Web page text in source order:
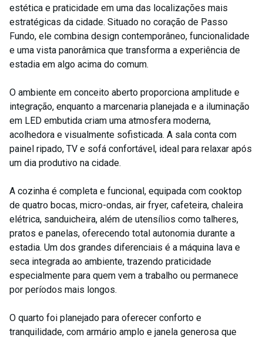
estética e praticidade em uma das localizações mais
estratégicas da cidade. Situado no coração de Passo
Fundo, ele combina design contemporâneo, funcionalidade
e uma vista panorâmica que transforma a experiência de
estadia em algo acima do comum.
O ambiente em conceito aberto proporciona amplitude e
integração, enquanto a marcenaria planejada e a iluminação
em LED embutida criam uma atmosfera moderna,
acolhedora e visualmente sofisticada. A sala conta com
painel ripado, TV e sofá confortável, ideal para relaxar após
um dia produtivo na cidade.
A cozinha é completa e funcional, equipada com cooktop
de quatro bocas, micro-ondas, air fryer, cafeteira, chaleira
elétrica, sanduicheira, além de utensílios como talheres,
pratos e panelas, oferecendo total autonomia durante a
estadia. Um dos grandes diferenciais é a máquina lava e
seca integrada ao ambiente, trazendo praticidade
especialmente para quem vem a trabalho ou permanece
por períodos mais longos.
O quarto foi planejado para oferecer conforto e
tranquilidade, com armário amplo e janela generosa que